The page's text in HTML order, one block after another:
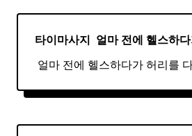
타이마사지 ​ 얼마 전에 헬스하
얼마 전에 헬스하다가 허리를